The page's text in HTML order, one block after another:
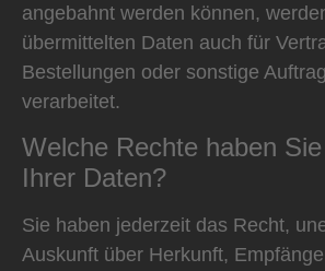
angebahnt werden können,
übermittelten Daten auch für
Bestellungen oder sonstige
verarbeitet.
Welche Rechte haben
Ihrer Daten?
Sie haben jederzeit das Recht,
Auskunft über Herkunft,